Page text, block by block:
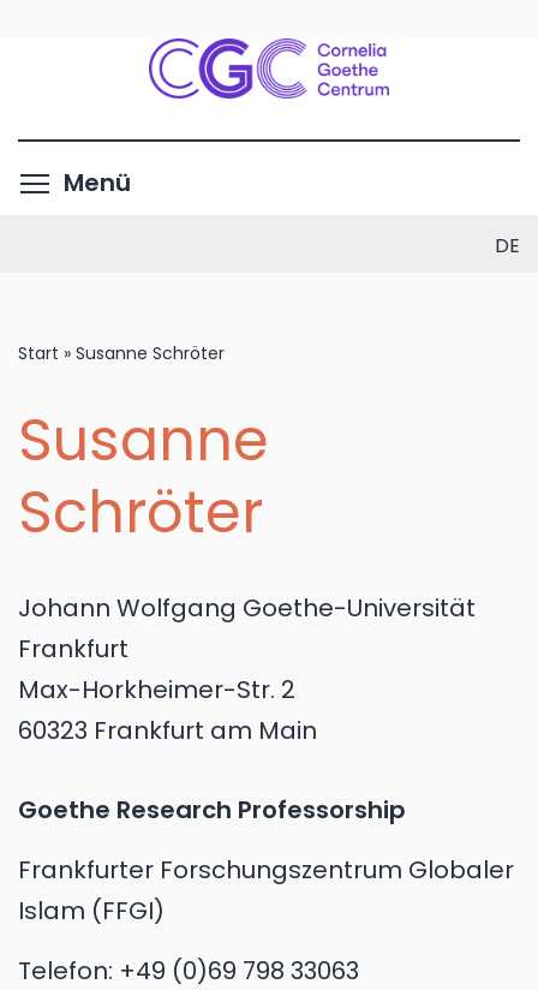
Inhalt
Menü
DE
Start » Susanne Schröter
Susanne
Schröter
Johann Wolfgang Goethe-Universität
Frankfurt
Max-Horkheimer-Str. 2
60323 Frankfurt am Main
Goethe Research Professorship
Frankfurter Forschungszentrum Globaler
Islam (FFGI)
Telefon: +49 (0)69 798 33063